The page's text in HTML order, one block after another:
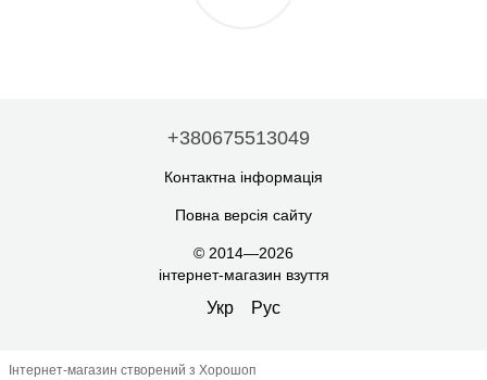
+380675513049
Контактна інформація
Повна версія сайту
© 2014—2026
інтернет-магазин взуття
Укр Рус
Інтернет-магазин створений з Хорошоп